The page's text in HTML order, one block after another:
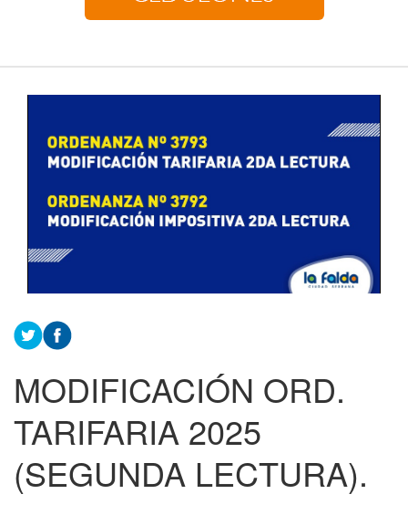
MODIFICACIÓN ORD.
TARIFARIA 2025
(SEGUNDA LECTURA).